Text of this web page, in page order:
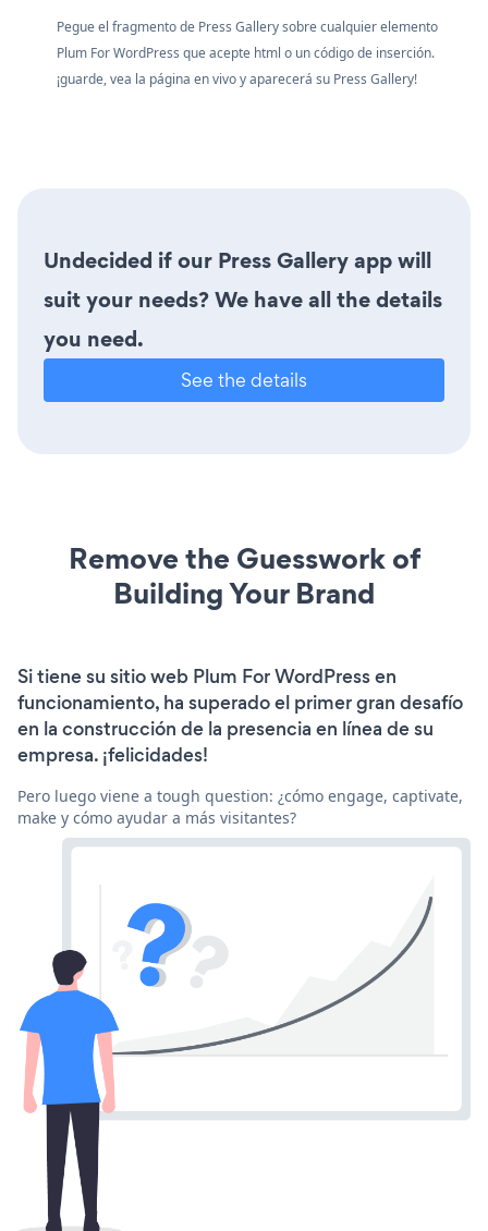
Pegue el fragmento de Press Gallery sobre cualquier elemento
Plum For WordPress que acepte html o un código de inserción.
¡guarde, vea la página en vivo y aparecerá su Press Gallery!
Undecided if our Press Gallery app will
suit your needs? We have all the details
you need.
See the details
Remove the Guesswork of
Building Your Brand
Si tiene su sitio web Plum For WordPress en
funcionamiento, ha superado el primer gran desafío
en la construcción de la presencia en línea de su
empresa. ¡felicidades!
Pero luego viene a tough question: ¿cómo engage, captivate,
make y cómo ayudar a más visitantes?